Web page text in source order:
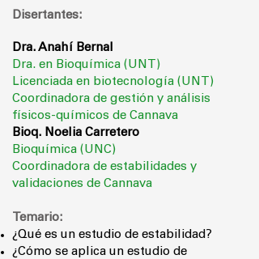
Disertantes:
Dra. Anahí Bernal
Dra. en Bioquímica (UNT)
Licenciada en biotecnología (UNT)
Coordinadora de gestión y análisis
físicos-químicos de Cannava
Bioq. Noelia Carretero
Bioquímica (UNC)
Coordinadora de estabilidades y
validaciones de Cannava
Temario:
¿Qué es un estudio de estabilidad?
¿Cómo se aplica un estudio de